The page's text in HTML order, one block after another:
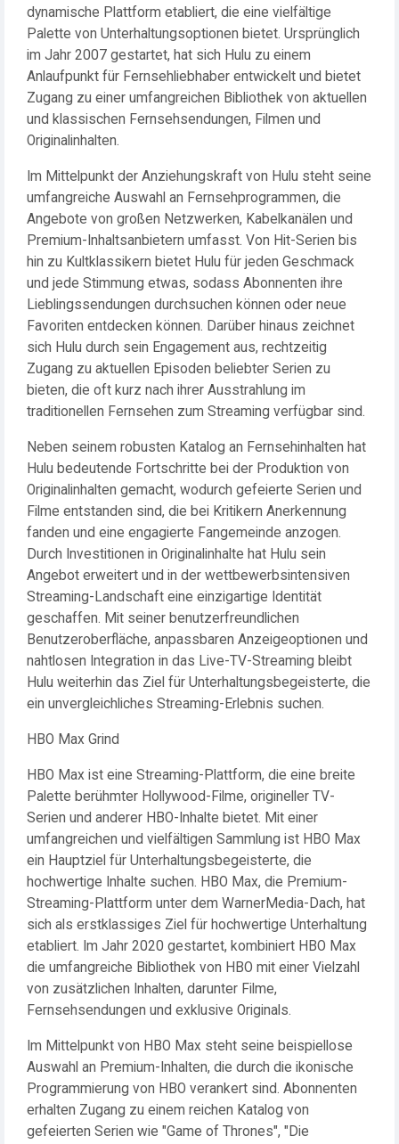
dynamische Plattform etabliert, die eine vielfältige
Palette von Unterhaltungsoptionen bietet. Ursprünglich
im Jahr 2007 gestartet, hat sich Hulu zu einem
Anlaufpunkt für Fernsehliebhaber entwickelt und bietet
Zugang zu einer umfangreichen Bibliothek von aktuellen
und klassischen Fernsehsendungen, Filmen und
Originalinhalten.
Im Mittelpunkt der Anziehungskraft von Hulu steht seine
umfangreiche Auswahl an Fernsehprogrammen, die
Angebote von großen Netzwerken, Kabelkanälen und
Premium-Inhaltsanbietern umfasst. Von Hit-Serien bis
hin zu Kultklassikern bietet Hulu für jeden Geschmack
und jede Stimmung etwas, sodass Abonnenten ihre
Lieblingssendungen durchsuchen können oder neue
Favoriten entdecken können. Darüber hinaus zeichnet
sich Hulu durch sein Engagement aus, rechtzeitig
Zugang zu aktuellen Episoden beliebter Serien zu
bieten, die oft kurz nach ihrer Ausstrahlung im
traditionellen Fernsehen zum Streaming verfügbar sind.
Neben seinem robusten Katalog an Fernsehinhalten hat
Hulu bedeutende Fortschritte bei der Produktion von
Originalinhalten gemacht, wodurch gefeierte Serien und
Filme entstanden sind, die bei Kritikern Anerkennung
fanden und eine engagierte Fangemeinde anzogen.
Durch Investitionen in Originalinhalte hat Hulu sein
Angebot erweitert und in der wettbewerbsintensiven
Streaming-Landschaft eine einzigartige Identität
geschaffen. Mit seiner benutzerfreundlichen
Benutzeroberfläche, anpassbaren Anzeigeoptionen und
nahtlosen Integration in das Live-TV-Streaming bleibt
Hulu weiterhin das Ziel für Unterhaltungsbegeisterte, die
ein unvergleichliches Streaming-Erlebnis suchen.
HBO Max Grind
HBO Max ist eine Streaming-Plattform, die eine breite
Palette berühmter Hollywood-Filme, origineller TV-
Serien und anderer HBO-Inhalte bietet. Mit einer
umfangreichen und vielfältigen Sammlung ist HBO Max
ein Hauptziel für Unterhaltungsbegeisterte, die
hochwertige Inhalte suchen. HBO Max, die Premium-
Streaming-Plattform unter dem WarnerMedia-Dach, hat
sich als erstklassiges Ziel für hochwertige Unterhaltung
etabliert. Im Jahr 2020 gestartet, kombiniert HBO Max
die umfangreiche Bibliothek von HBO mit einer Vielzahl
von zusätzlichen Inhalten, darunter Filme,
Fernsehsendungen und exklusive Originals.
Im Mittelpunkt von HBO Max steht seine beispiellose
Auswahl an Premium-Inhalten, die durch die ikonische
Programmierung von HBO verankert sind. Abonnenten
erhalten Zugang zu einem reichen Katalog von
gefeierten Serien wie "Game of Thrones", "Die